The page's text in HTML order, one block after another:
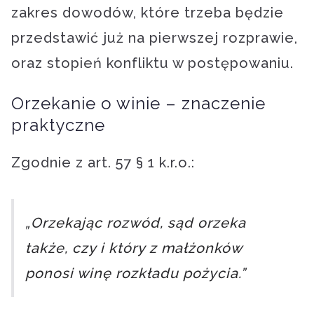
zakres dowodów, które trzeba będzie
przedstawić już na pierwszej rozprawie,
oraz stopień konfliktu w postępowaniu.
Orzekanie o winie – znaczenie
praktyczne
Zgodnie z art. 57 § 1 k.r.o.:
„Orzekając rozwód, sąd orzeka
także, czy i który z małżonków
ponosi winę rozkładu pożycia.”